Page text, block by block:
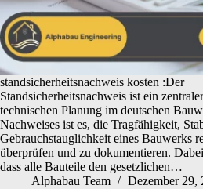
standsicherheitsnachweis kosten :Der
Standsicherheitsnachweis ist ein
technischen Planung im deutschen
Nachweises ist es, die Tragfähigkeit,
Gebrauchstauglichkeit eines Bauwerks
überprüfen und zu dokumentieren.
dass alle Bauteile den gesetzlichen…
Alphabau Team
Dezember 29,